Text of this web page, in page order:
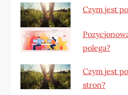
Czym jest
polega?
Czym jest
stron?